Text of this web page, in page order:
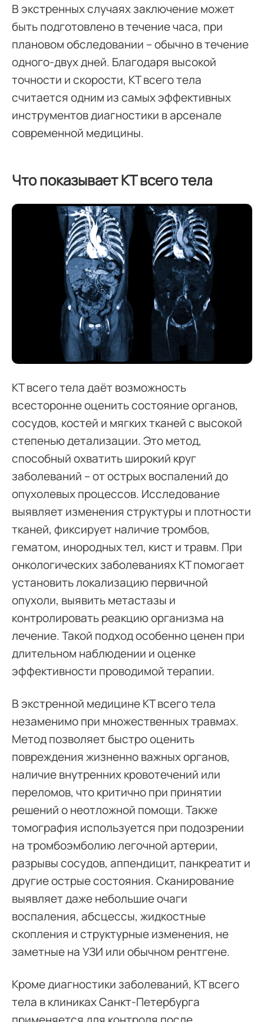
В экстренных случаях заключение может
быть подготовлено в течение часа, при
плановом обследовании – обычно в течение
одного-двух дней. Благодаря высокой
точности и скорости, КТ всего тела
считается одним из самых эффективных
инструментов диагностики в арсенале
современной медицины.
Что показывает КТ всего тела
КТ всего тела даёт возможность
всесторонне оценить состояние органов,
сосудов, костей и мягких тканей с высокой
степенью детализации. Это метод,
способный охватить широкий круг
заболеваний – от острых воспалений до
опухолевых процессов. Исследование
выявляет изменения структуры и плотности
тканей, фиксирует наличие тромбов,
гематом, инородных тел, кист и травм. При
онкологических заболеваниях КТ помогает
установить локализацию первичной
опухоли, выявить метастазы и
контролировать реакцию организма на
лечение. Такой подход особенно ценен при
длительном наблюдении и оценке
эффективности проводимой терапии.
В экстренной медицине КТ всего тела
незаменимо при множественных травмах.
Метод позволяет быстро оценить
повреждения жизненно важных органов,
наличие внутренних кровотечений или
переломов, что критично при принятии
решений о неотложной помощи. Также
томография используется при подозрении
на тромбоэмболию легочной артерии,
разрывы сосудов, аппендицит, панкреатит и
другие острые состояния. Сканирование
выявляет даже небольшие очаги
воспаления, абсцессы, жидкостные
скопления и структурные изменения, не
заметные на УЗИ или обычном рентгене.
Кроме диагностики заболеваний, КТ всего
тела в клиниках Санкт-Петербурга